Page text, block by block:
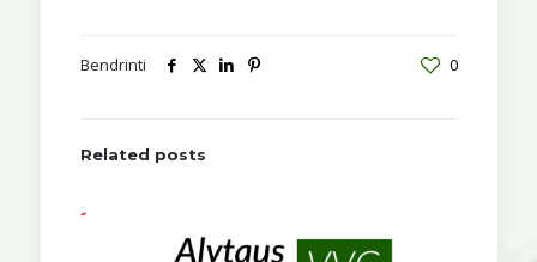
Bendrinti 0
Related posts